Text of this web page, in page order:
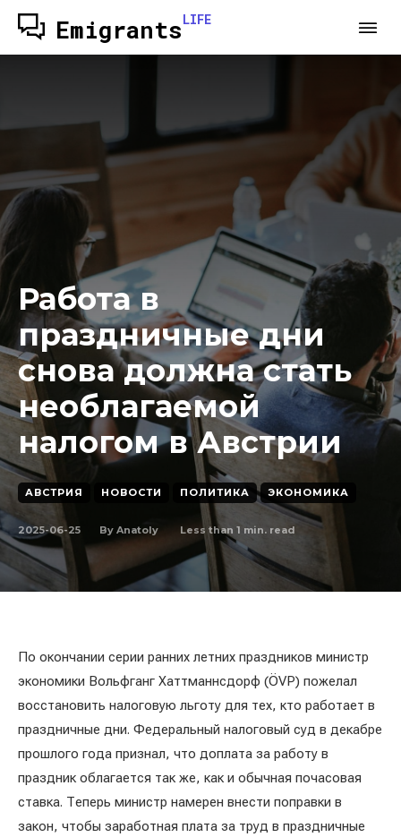
EmigrantsLIFE
Работа в
праздничные дни
снова должна стать
необлагаемой
налогом в Австрии
АВСТРИЯ НОВОСТИ ПОЛИТИКА ЭКОНОМИКА
2025-06-25 By Anatoly Less than 1 min. read
По окончании серии ранних летних праздников министр
экономики Вольфганг Хаттманнсдорф (ÖVP) пожелал
восстановить налоговую льготу для тех, кто работает в
праздничные дни. Федеральный налоговый суд в декабре
прошлого года признал, что доплата за работу в
праздник облагается так же, как и обычная почасовая
ставка. Теперь министр намерен внести поправки в
закон, чтобы заработная плата за труд в праздничные